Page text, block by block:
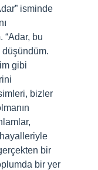
isminde
“Adar, bu
düşündüm.
gibi
bizler
bir
bir yer